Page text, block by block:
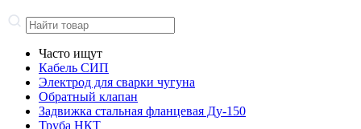
Часто ищут
Кабель СИП
Электрод для сварки чугуна
Обратный клапан
Задвижка стальная фланцевая Ду-150
Труба НКТ